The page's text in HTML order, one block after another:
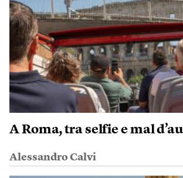
A Roma, tra selfie e mal
Alessandro Calvi